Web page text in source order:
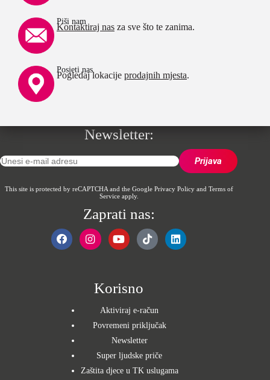
Piši nam
Kontaktiraj nas za sve što te zanima.
Posjeti nas
Pogledaj lokacije prodajnih mjesta.
Korisno
Aktiviraj e-račun
Povremeni priključak
Newsletter
Super ljudske priče
Zaštita djece u TK uslugama
Newsletter:
This site is protected by reCAPTCHA and the Google Privacy Policyand Terms of
Serviceapply.
Zaprati nas: